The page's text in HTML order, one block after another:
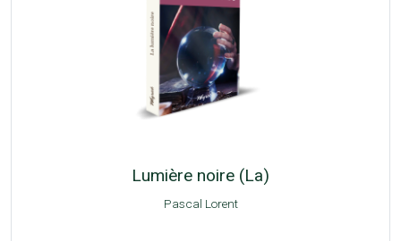
Lumière noire (La)
Pascal Lorent